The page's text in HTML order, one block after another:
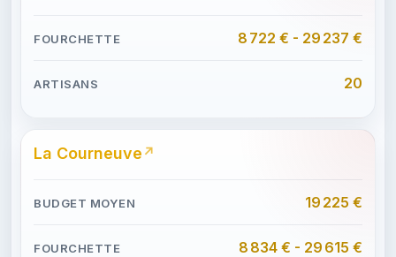
8 722 € - 29 237 €
20
La Courneuve
19 225 €
8 834 € - 29 615 €